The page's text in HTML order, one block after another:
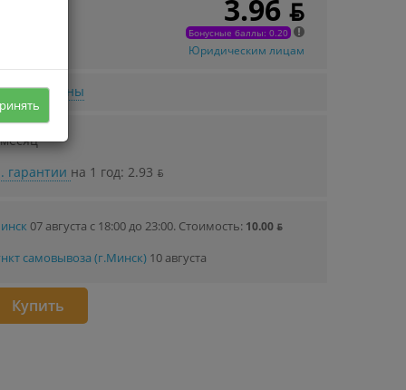
кредит
ƃ/мec.
3.96 ƃ
Бонусные баллы: 0.20
Юридическим лицам
цены
гарантии на 1 год: 2.93 ƃ
07 августа с 18:00 до 23:00. Стоимость: 10.00 ƃ
самовывоза (г.Минск)10 августа
Купить